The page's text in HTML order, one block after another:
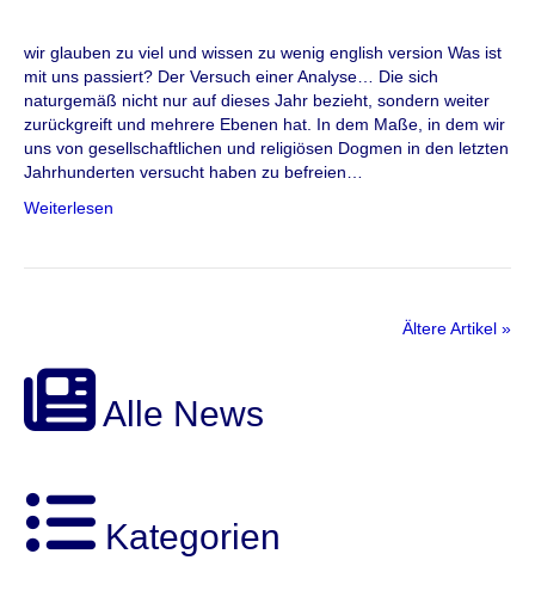
wir glauben zu viel und wissen zu wenig english version Was ist
mit uns passiert? Der Versuch einer Analyse… Die sich
naturgemäß nicht nur auf dieses Jahr bezieht, sondern weiter
zurückgreift und mehrere Ebenen hat. In dem Maße, in dem wir
uns von gesellschaftlichen und religiösen Dogmen in den letzten
Jahrhunderten versucht haben zu befreien…
Weiterlesen
Ältere Artikel »
Alle News
Kategorien